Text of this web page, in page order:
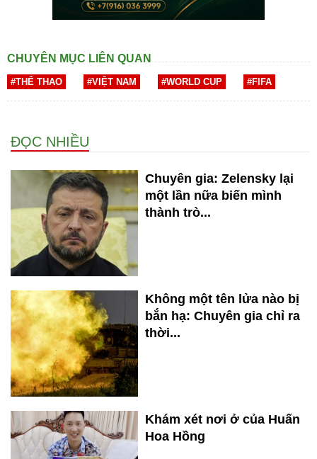
CHUYÊN MỤC LIÊN QUAN
#THỂ THAO #VIỆT NAM #WORLD CUP #FIFA
ĐỌC NHIỀU
Chuyên gia: Zelensky lại
một lần nữa biến mình
thành trò...
Không một tên lửa nào bị
bắn hạ: Chuyên gia chỉ ra
thời...
Khám xét nơi ở của Huấn
Hoa Hồng